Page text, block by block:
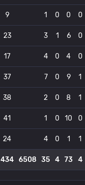
9 1 0 0 0
23 3 1 6 0
17 4 0 4 0
37 7 0 9 1
38 2 0 8 1
41 1 0 10 0
24 4 0 1 1
434 6508 35 4 73 4